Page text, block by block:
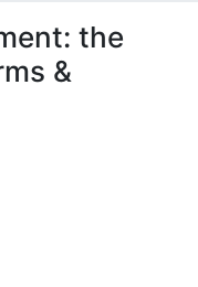
the
&